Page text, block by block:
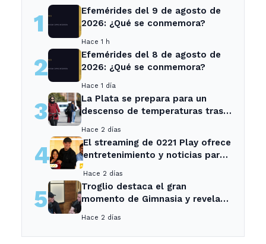
1
Efemérides del 9 de agosto de
2026: ¿Qué se conmemora?
Hace 1 h
2
Efemérides del 8 de agosto de
2026: ¿Qué se conmemora?
Hace 1 día
3
La Plata se prepara para un
descenso de temperaturas tras
Hace 2 días
4
El streaming de 0221 Play ofrece
entretenimiento y noticias para
Hace 2 días
5
Troglio destaca el gran
momento de Gimnasia y revela
Hace 2 días